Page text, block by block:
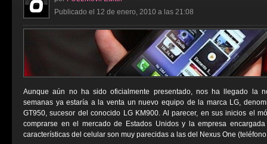
Publicado el 12 de enero, 2010 a las 21:08
Aunque aún no ha sido oficialmente presentado, nos ha llegado la
semanas ya estaría a la venta un nuevo equipo de la marca LG,
GT950, sucesor del conocido LG KM900. Al parecer, en sus inicios el
comprarse en el mercado de Estados Unidos y la empresa
características del celular son muy parecidas a las del Nexus One